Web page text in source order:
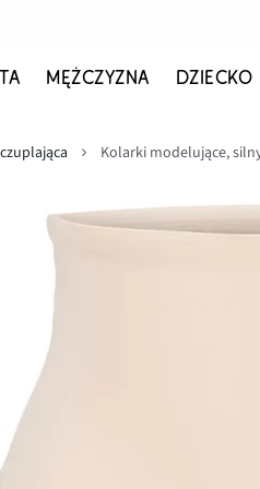
MĘŻCZYZNA DZIECKO
Kolarki modelujące,